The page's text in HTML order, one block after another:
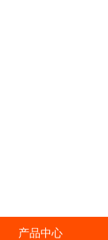
产品中心